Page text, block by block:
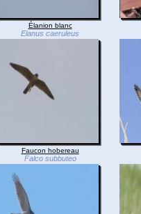
Élanion blanc
Elanus caeruleus
Faucon hobereau
Falco subbuteo